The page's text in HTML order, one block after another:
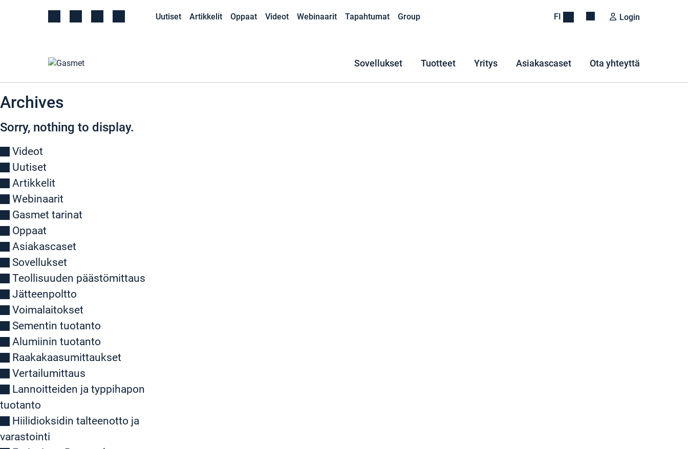
Uutiset Artikkelit Oppaat Videot Webinaarit Tapahtumat Group FI Login
Sovellukset Tuotteet Yritys Asiakascaset Ota yhteyttä
Archives
Sorry, nothing to display.
Videot
Uutiset
Artikkelit
Webinaarit
Gasmet tarinat
Oppaat
Asiakascaset
Sovellukset
Teollisuuden päästömittaus
Jätteenpoltto
Voimalaitokset
Sementin tuotanto
Alumiinin tuotanto
Raakakaasumittaukset
Vertailumittaus
Lannoitteiden ja typpihapon
tuotanto
Hiilidioksidin talteenotto ja
varastointi